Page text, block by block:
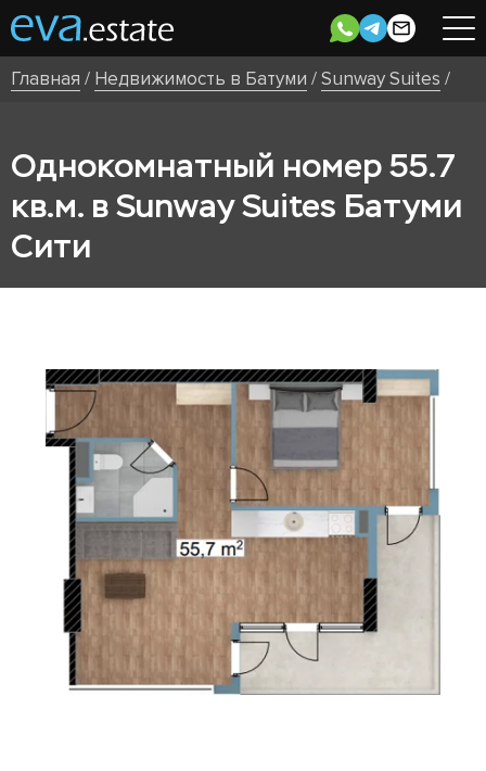
Главная / Недвижимость в Батуми /Sunway Suites /
Однокомнатный номер 55.7
кв.м. в Sunway Suites Батуми
Сити